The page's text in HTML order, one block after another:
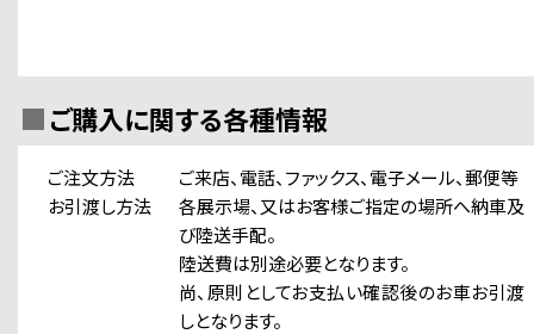
ご購入に関する各種情報
ご注文方法
ご来店、電話、ファックス、電子メール、郵便等
お引渡し方法
各展示場、又はお客様ご指定の場所へ納車及
び陸送手配。
陸送費は別途必要となります。
尚、原則としてお支払い確認後のお車お引渡
しとなります。